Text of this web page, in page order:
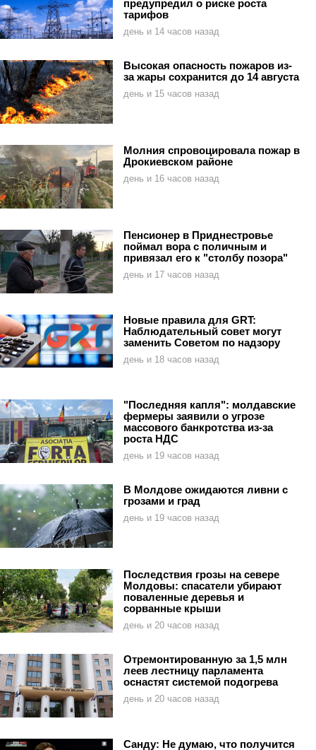
предупредил о риске роста
тарифов
день и 14 часов назад
Высокая опасность пожаров из-
за жары сохранится до 14 августа
день и 15 часов назад
Молния спровоцировала пожар в
Дрокиевском районе
день и 16 часов назад
Пенсионер в Приднестровье
поймал вора с поличным и
привязал его к "столбу позора"
день и 17 часов назад
Новые правила для GRT:
Наблюдательный совет могут
заменить Советом по надзору
день и 18 часов назад
"Последняя капля": молдавские
фермеры заявили о угрозе
массового банкротства из-за
роста НДС
день и 19 часов назад
В Молдове ожидаются ливни с
грозами и град
день и 19 часов назад
Последствия грозы на севере
Молдовы: спасатели убирают
поваленные деревья и
сорванные крыши
день и 20 часов назад
Отремонтированную за 1,5 млн
леев лестницу парламента
оснастят системой подогрева
день и 20 часов назад
Санду: Не думаю, что получится